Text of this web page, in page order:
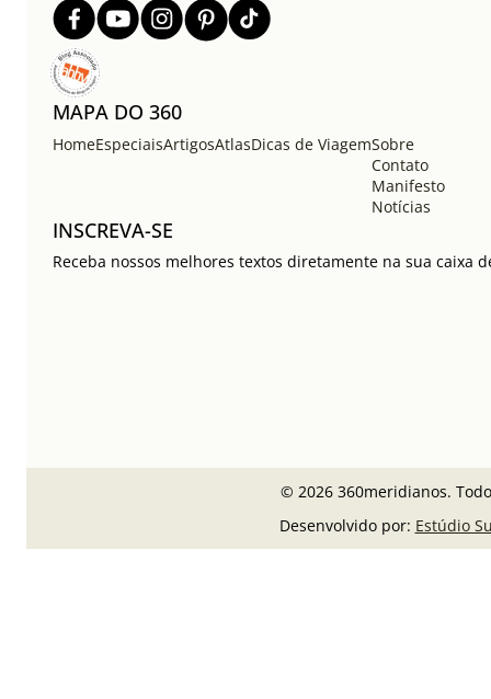
MAPA DO 360
HomeEspeciaisArtigosAtlasDicas de ViagemSobre
Contato
Manifesto
Notícias
INSCREVA-SE
Receba nossos melhores textos diretamente na sua caixa
© 2026 360meridianos.
Desenvolvido por: Estúdio